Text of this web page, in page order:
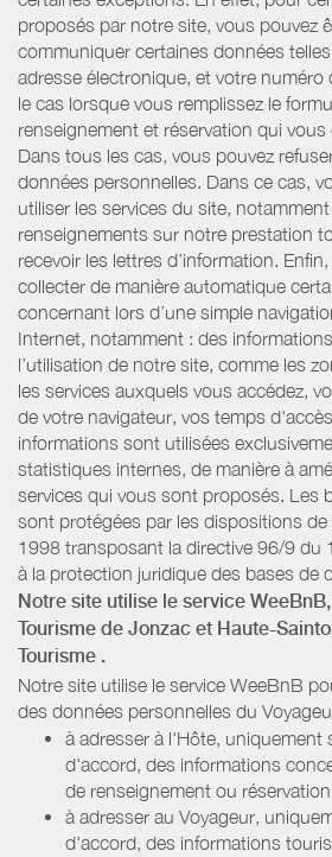
proposés par notre site, vous pouvez
communiquer certaines données
adresse électronique, et votre numéro
le cas lorsque vous remplissez le
renseignement et réservation qui vous
Dans tous les cas, vous pouvez
données personnelles. Dans ce cas,
utiliser les services du site,
renseignements sur notre prestation
recevoir les lettres d’information.
collecter de manière automatique
concernant lors d’une simple
Internet, notamment : des
l’utilisation de notre site, comme les
les services auxquels vous accédez,
de votre navigateur, vos temps
informations sont utilisées
statistiques internes, de manière à
services qui vous sont proposés. Les
sont protégées par les dispositions de
1998 transposant la directive 96/9 du
à la protection juridique des bases de
Notre site utilise le service
Tourisme de Jonzac et Haute-
Tourisme .
Notre site utilise le service WeeBnB
des données personnelles du
à adresser à l'Hôte, uniquement
d'accord, des informations
de renseignement ou
à adresser au Voyageur,
d'accord, des informations